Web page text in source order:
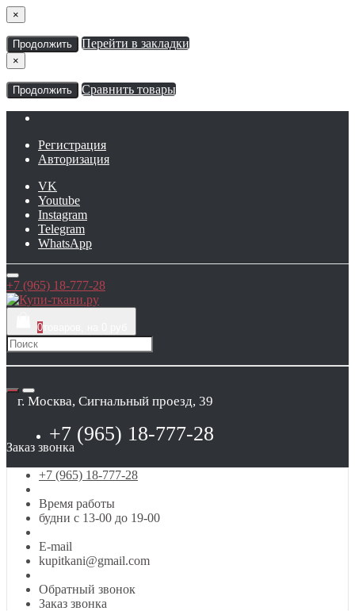
×
Продолжить Перейти в закладки
×
Продолжить Сравнить товары
Регистрация
Авторизация
VK
Youtube
Instagram
Telegram
WhatsApp
+7 (965) 18-777-28
0
г. Москва, Сигнальный проезд, 39
+7 (965) 18-777-28
Заказ звонка
+7 (965) 18-777-28
Время работы
будни с 13-00 до 19-00
E-mail
kupitkani@gmail.com
Обратный звонок
Заказ звонка